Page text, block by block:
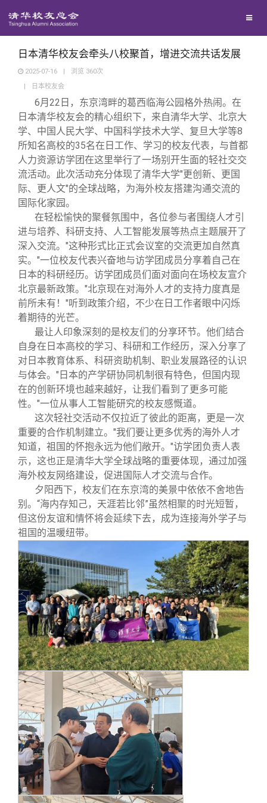
地区联络
院系校友工作
专业委员会
西南联大校友会
回馈母校
捐赠新闻
捐赠纪事
义工计划
《清华校友通讯》
《水木清华》
新媒体平台
百年清华
清华人物
青春风采
校友文苑
校友讲坛
校友视界
校友服务
信息化服务
三创大赛
实用信息
总会简介
会长致辞
总会章程
理事会名单
制度法规
联系我们
关闭
日本清华校友会牵头八校聚首，增进交流共话发展
2025-07-16 | 浏览 360次
|
日本校友会
6月22日，东京湾畔的葛西临海公园格外热闹。在
日本清华校友会的精心组织下，来自清华大学、北京大
学、中国人民大学、中国科学技术大学、复旦大学等8
所知名高校的35名在日工作、学习的校友代表，与首都
人力资源访学团在这里举行了一场别开生面的轻社交交
流活动。此次活动充分体现了清华大学"更创新、更国
际、更人文"的全球战略，为海外校友搭建沟通交流的
国际化家园。
在轻松愉快的聚餐氛围中，各位参与者围绕人才引
进与培养、科研支持、人工智能发展等热点主题展开了
深入交流。"这种形式比正式会议室的交流更加自然真
实。"一位校友代表兴奋地与访学团成员分享着自己在
日本的科研经历。访学团成员们面对面向在场校友宣介
北京最新政策。"北京现在对海外人才的支持力度真是
前所未有！"听到政策介绍，不少在日工作者眼中闪烁
着期待的光芒。
最让人印象深刻的是校友们的分享环节。他们结合
自身在日本高校的学习、科研和工作经历，深入分享了
对日本教育体系、科研资助机制、职业发展路径的认识
与体会。"日本的产学研协同机制很有特色，但国内现
在的创新环境也越来越好，让我们看到了更多可能
性。"一位从事人工智能研究的校友感慨道。
这次轻社交活动不仅拉近了彼此的距离，更是一次
重要的合作机制建立。"我们要让更多优秀的海外人才
知道，祖国的怀抱永远为他们敞开。"访学团负责人表
示，这也正是清华大学全球战略的重要体现，通过加强
海外校友网络建设，促进国际人才交流与合作。
夕阳西下，校友们在东京湾的美景中依依不舍地告
别。“海内存知己，天涯若比邻”虽然相聚的时光短暂，
但这份友谊和情怀将会延续下去，成为连接海外学子与
祖国的温暖纽带。